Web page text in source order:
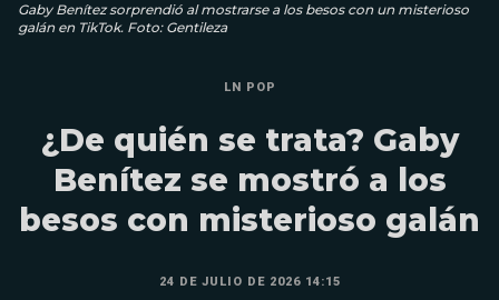
Gaby Benítez sorprendió al mostrarse a los besos con un misterioso
galán en TikTok. Foto: Gentileza
LN POP
¿De quién se trata? Gaby
Benítez se mostró a los
besos con misterioso galán
24 DE JULIO DE 2026 14:15